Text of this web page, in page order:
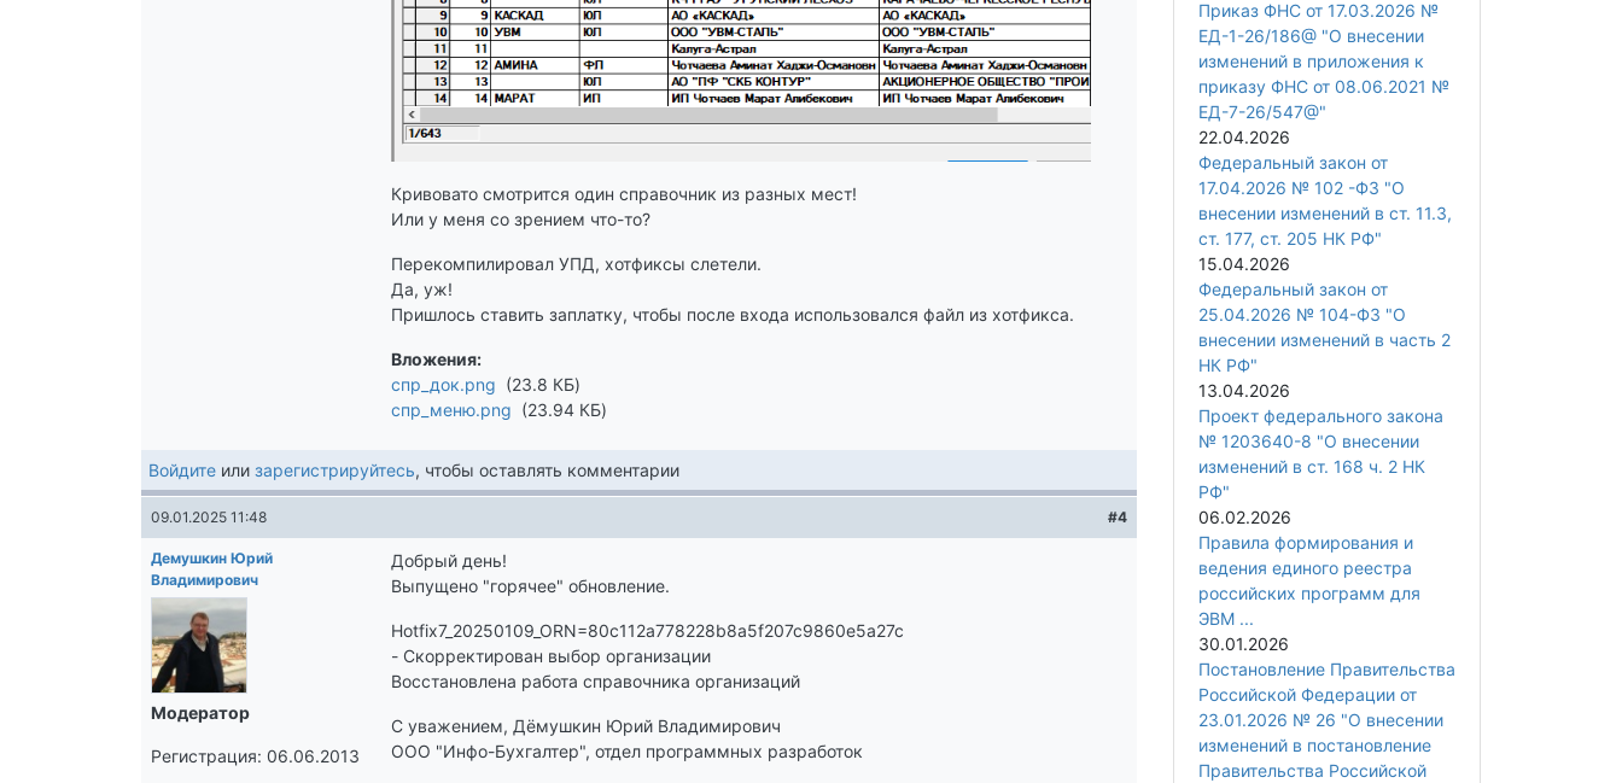
Кривовато смотрится один справочник из разных мест!
Или у меня со зрением что-то?
Перекомпилировал УПД, хотфиксы слетели.
Да, уж!
Пришлось ставить заплатку, чтобы после входа использовался файл из хотфикса.
Вложения
спр_док.png
23.8 КБ
спр_меню.png
23.94 КБ
Войдите или зарегистрируйтесь, чтобы оставлять комментарии
09.01.2025 11:48 #4
Демушкин Юрий
Владимирович
Модератор
Регистрация: 06.06.2013
Добрый день!
Выпущено "горячее" обновление.
Hotfix7_20250109_ORN=80c112a778228b8a5f207c9860e5a27c
- Скорректирован выбор организации
Восстановлена работа справочника организаций
С уважением, Дёмушкин Юрий Владимирович
ООО "Инфо-Бухгалтер", отдел программных разработок
Приказ ФНС от 17.03.2026 №
ЕД-1-26/186@ "О внесении
изменений в приложения к
приказу ФНС от 08.06.2021 №
ЕД-7-26/547@"
22.04.2026
Федеральный закон от
17.04.2026 № 102 -ФЗ "О
внесении изменений в ст. 11.3,
ст. 177, ст. 205 НК РФ"
15.04.2026
Федеральный закон от
25.04.2026 № 104-ФЗ "О
внесении изменений в часть 2
НК РФ"
13.04.2026
Проект федерального закона
№ 1203640-8 "О внесении
изменений в ст. 168 ч. 2 НК
РФ"
06.02.2026
Правила формирования и
ведения единого реестра
российских программ для
ЭВМ ...
30.01.2026
Постановление Правительства
Российской Федерации от
23.01.2026 № 26 "О внесении
изменений в постановление
Правительства Российской